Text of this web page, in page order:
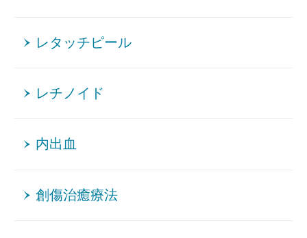
レタッチピール
レチノイド
内出血
創傷治癒療法